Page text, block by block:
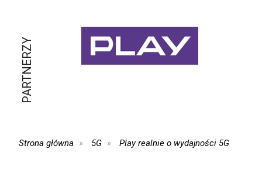
PARTNERZY
Strona główna 5G Play realnie o wydajności 5G